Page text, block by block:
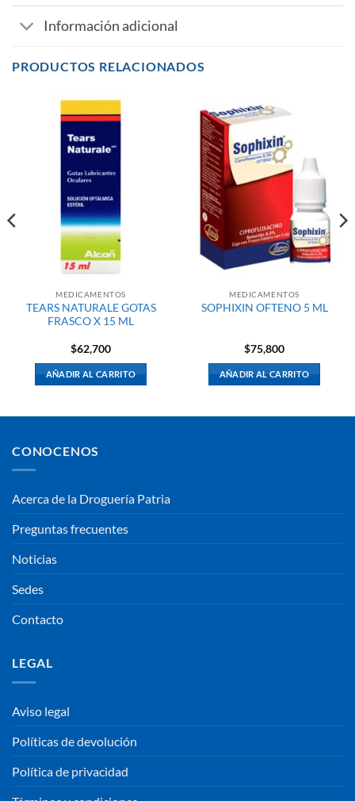
Información adicional
PRODUCTOS RELACIONADOS
MEDICAMENTOS
TEARS NATURALE GOTAS
FRASCO X 15 ML
$62,700
AÑADIR AL CARRITO
MEDICAMENTOS
SOPHIXIN OFTENO 5 ML
$75,800
AÑADIR AL CARRITO
CONOCENOS
Acerca de la Droguería Patria
Preguntas frecuentes
Noticias
Sedes
Contacto
LEGAL
Aviso legal
Políticas de devolución
Política de privacidad